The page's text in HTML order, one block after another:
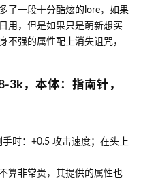
了一段十分酷炫的lore，如果
用，但是如果只是萌新想买
不强的属性配上消失诅咒，
3k，本体：指南针，
时：+0.5 攻击速度；在头上
算非常贵，其提供的属性也